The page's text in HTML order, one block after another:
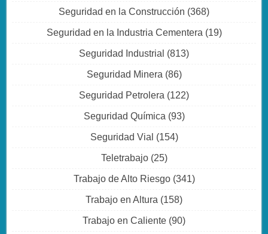
Seguridad en la Construcción (368)
Seguridad en la Industria Cementera (19)
Seguridad Industrial (813)
Seguridad Minera (86)
Seguridad Petrolera (122)
Seguridad Química (93)
Seguridad Vial (154)
Teletrabajo(25)
Trabajo de Alto Riesgo(341)
Trabajo en Altura (158)
Trabajo en Caliente (90)